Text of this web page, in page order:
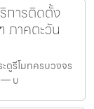
การติดตั้ง
ภาคตะวัน
ตูรีโมทครบวงจร
— บ